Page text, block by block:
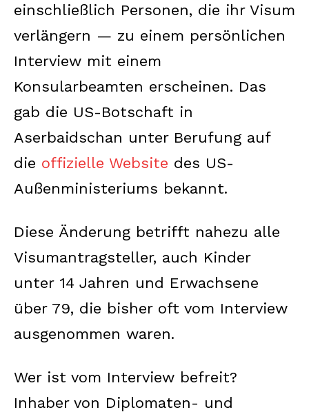
einschließlich Personen, die ihr Visum
verlängern — zu einem persönlichen
Interview mit einem
Konsularbeamten erscheinen. Das
gab die US-Botschaft in
Aserbaidschan unter Berufung auf
die offizielle Website des US-
Außenministeriums bekannt.
Diese Änderung betrifft nahezu alle
Visumantragsteller, auch Kinder
unter 14 Jahren und Erwachsene
über 79, die bisher oft vom Interview
ausgenommen waren.
Wer ist vom Interview befreit?
Inhaber von Diplomaten- und